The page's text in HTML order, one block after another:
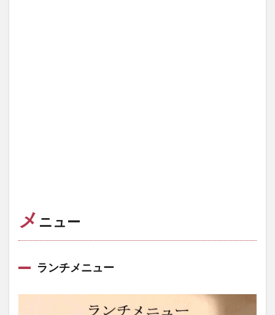
メ ニュー
ランチメニュー